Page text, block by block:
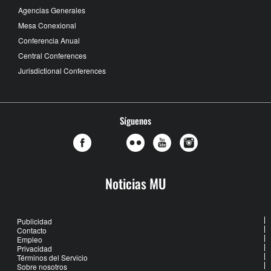
Agencias Generales
Mesa Conexional
Conferencia Anual
Central Conferences
Jurisdictional Conferences
Síguenos
Noticias MU
Publicidad
Contacto
Empleo
Privacidad
Términos del Servicio
Sobre nosotros